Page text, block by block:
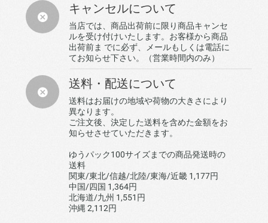
キャンセルについて
当店では、商品出荷前に限り商品キャンセ
ルを受け付けいたします。お客様から商品
出荷前ま でに必ず、メールもしくは電話に
てお知らせ下さい。（営業時間内のみ）
送料・配送について
送料はお届けの地域や荷物の大きさにより
異なります。
ご注文後、決定した送料を含めた金額をお
知らせさせていただきます。
ゆうパック100サイズまでの商品発送時の
送料
関東/東北/信越/北陸/東海/近畿 1,177円
中国/四国 1,364円
北海道/九州 1,551円
沖縄 2,112円